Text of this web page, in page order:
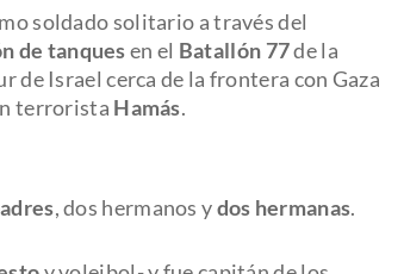
soldado solitario a través del
de tanquesen el Batallón 77de la
de Israel cerca de la frontera con Gaza
terrorista Hamás.
, dos hermanos ydos hermanas.